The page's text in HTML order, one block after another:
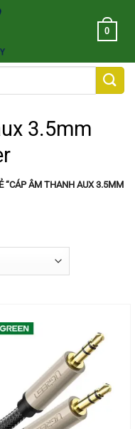
0
3.5mm
“CÁP ÂM THANH AUX 3.5MM